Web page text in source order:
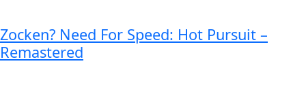
Zocken? Need For Speed: Hot Pursuit –
Remastered